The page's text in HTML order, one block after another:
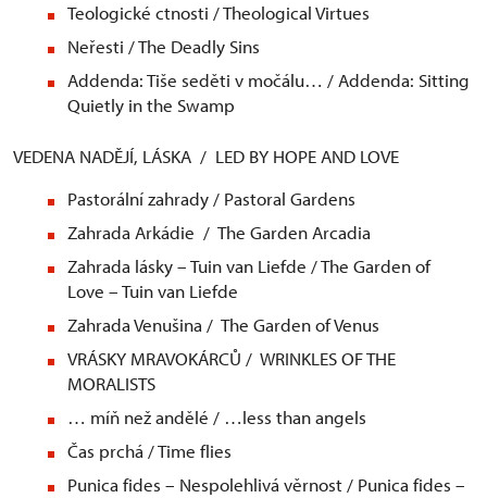
Teologické ctnosti / Theological Virtues
Neřesti / The Deadly Sins
Addenda: Tiše seděti v močálu… / Addenda: Sitting
Quietly in the Swamp
VEDENA NADĚJÍ, LÁSKA / LED BY HOPE AND LOVE
Pastorální zahrady / Pastoral Gardens
Zahrada Arkádie / The Garden Arcadia
Zahrada lásky – Tuin van Liefde / The Garden of
Love – Tuin van Liefde
Zahrada Venušina / The Garden of Venus
VRÁSKY MRAVOKÁRCŮ / WRINKLES OF THE
MORALISTS
… míň než andělé / …less than angels
Čas prchá / Time flies
Punica fides – Nespolehlivá věrnost / Punica fides –